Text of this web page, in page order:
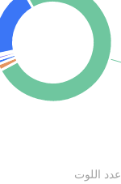
عدد اللوت